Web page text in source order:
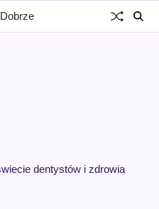
dentystów i zdrowia